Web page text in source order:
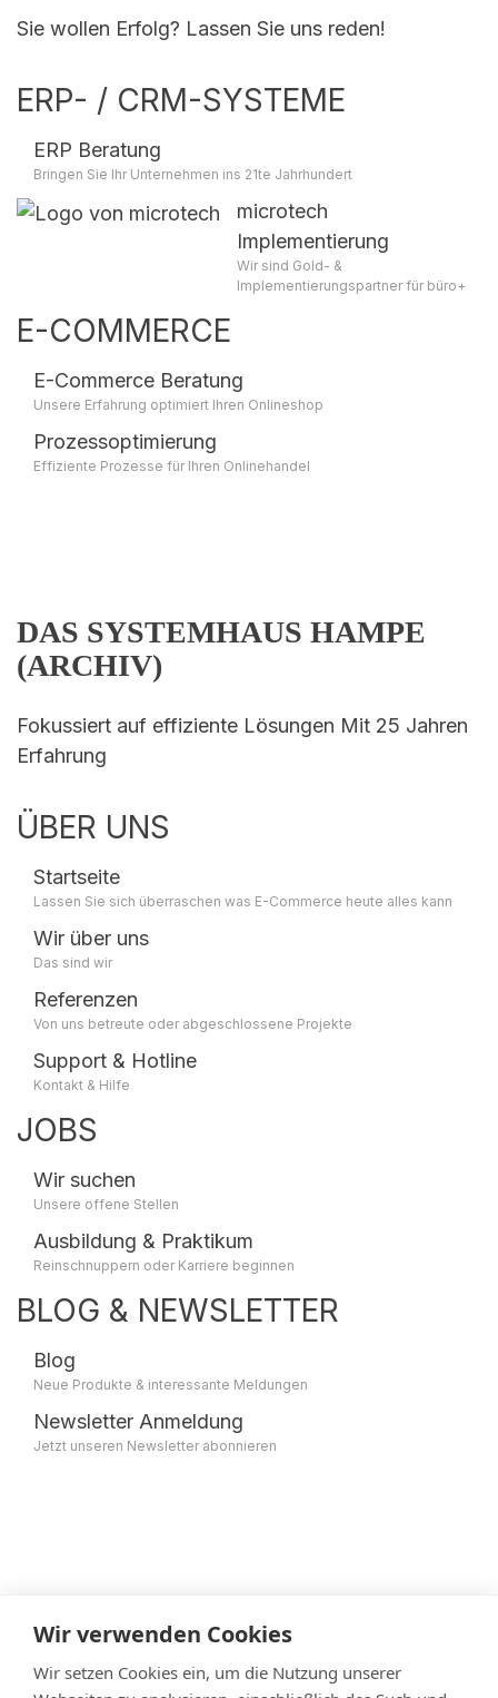
Sie wollen Erfolg? Lassen Sie uns reden!
ERP- / CRM-SYSTEME
ERP Beratung
Bringen Sie Ihr Unternehmen ins 21te Jahrhundert
microtech
Implementierung
Wir sind Gold- &
Implementierungspartner für büro+
E-COMMERCE
E-Commerce Beratung
Unsere Erfahrung optimiert Ihren Onlineshop
Prozessoptimierung
Effiziente Prozesse für Ihren Onlinehandel
DAS SYSTEMHAUS HAMPE
(ARCHIV)
Fokussiert auf effiziente Lösungen Mit 25 Jahren
Erfahrung
ÜBER UNS
Startseite
Lassen Sie sich überraschen was E-Commerce heute alles kann
Wir über uns
Das sind wir
Referenzen
Von uns betreute oder abgeschlossene Projekte
Support & Hotline
Kontakt & Hilfe
JOBS
Wir suchen
Unsere offene Stellen
Ausbildung & Praktikum
Reinschnuppern oder Karriere beginnen
BLOG & NEWSLETTER
Blog
Neue Produkte & interessante Meldungen
Newsletter Anmeldung
Jetzt unseren Newsletter abonnieren
Datenschutz
Impressum
Wir verwenden Cookies
Wir setzen Cookies ein, um die Nutzung unserer